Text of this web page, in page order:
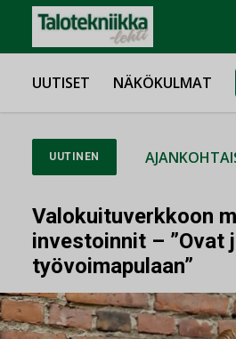
UUTISET NÄKÖKULMAT
UUTINEN
Valokuituverkkoon
investoinnit – ”Ovat
työvoimapulaan”